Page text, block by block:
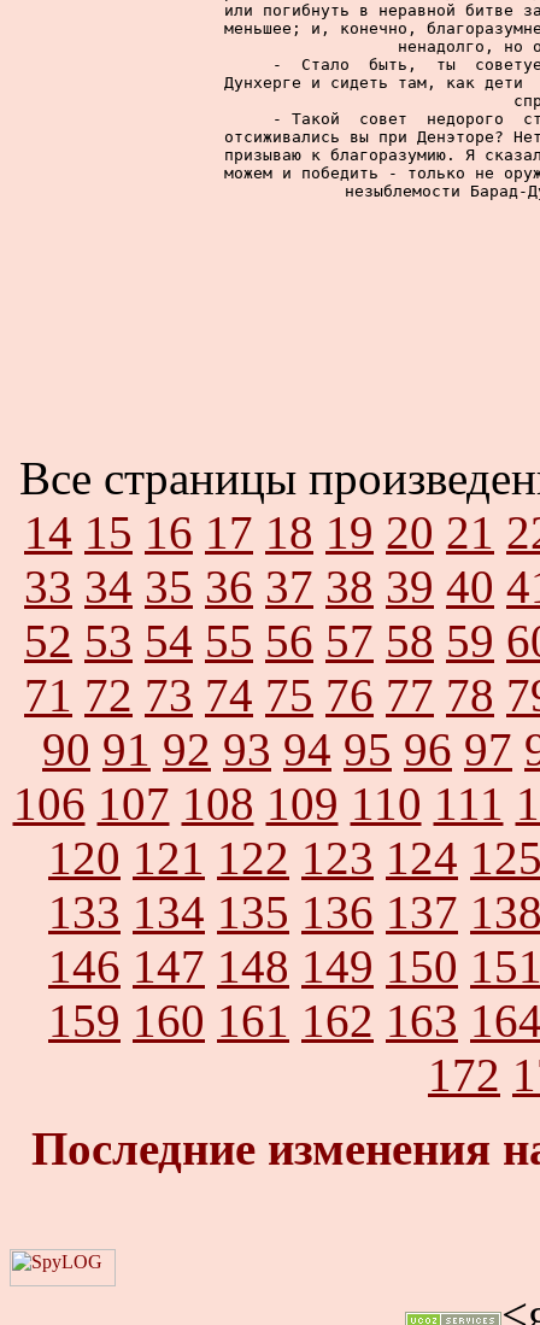
или погибнуть в неравной битве
меньшее; и, конечно,
ненадолго, но
-  Стало  быть,  ты
Дунхерге и сидеть там, как
- Такой  совет  недорого
отсиживались вы при Денэторе?
призываю к благоразумию. Я
можем и победить - только не
незыблемости Барад-
Все страницы
14 15 16 17 18 19 20 21
33 34 35 36 37 38 39 40
52 53 54 55 56 57 58 59
71 72 73 74 75 76 77 78
90 91 92 93 94 95 96 97
106 107 108 109 110 111
120 121 122 123 124
133 134 135 136 137
146 147 148 149 150
159 160 161 162 163
172
Последние изменения
<